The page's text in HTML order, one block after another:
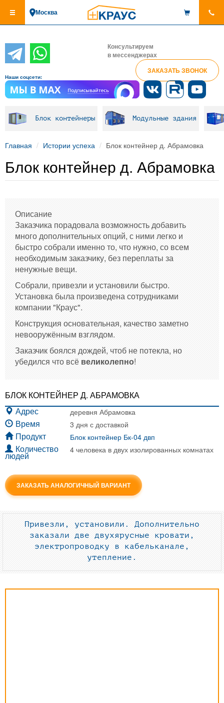
основному
Москва
Консультируем
в мессенджерах
ЗАКАЗАТЬ ЗВОНОК
Наши соцсети:
Блок контейнеры Модульные здания
Главная Истории успеха Блок контейнер д. Абрамовка
Блок контейнер д. Абрамовка
Описание
Заказчика порадовала возможность добавить
много дополнительных опций, с ними легко и
быстро собрали именно то, что нужно, со всем
необходимым заказчику, без переплаты за
ненужные вещи.
Собрали, привезли и установили быстро.
Установка была произведена сотрудниками
компании "Краус".
Конструкция основательная, качество заметно
невооружённым взглядом.
Заказчик боялся дождей, чтоб не потекла, но
убедился что всё великолепно!
БЛОК КОНТЕЙНЕР Д. АБРАМОВКА
Адрес деревня Абрамовка
Время 3 дня с доставкой
Продукт Блок контейнер Бк-04 двп
Количество
людей
4 человека в двух изолированных комнатах
ЗАКАЗАТЬ АНАЛОГИЧНЫЙ ВАРИАНТ
Привезли, установили. Дополнительно
заказали две двухярусные кровати,
электропроводку в кабельканале,
утепление.